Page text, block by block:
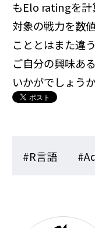
もElo ratingを計
対象の戦力を数
こととはまた違
ご自分の興味あ
いかがでしょうか
#R言語